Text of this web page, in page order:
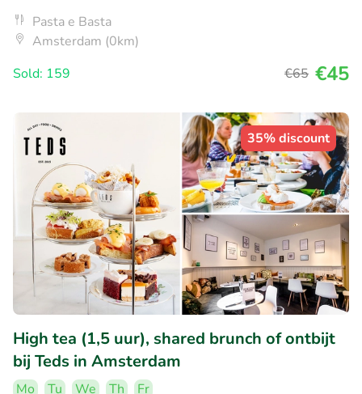
Pasta e Basta
Amsterdam (0km)
Sold: 159
€65 €45
35% discount
High tea (1,5 uur), shared brunch of ontbijt
bij Teds in Amsterdam
Mo Tu We Th Fr